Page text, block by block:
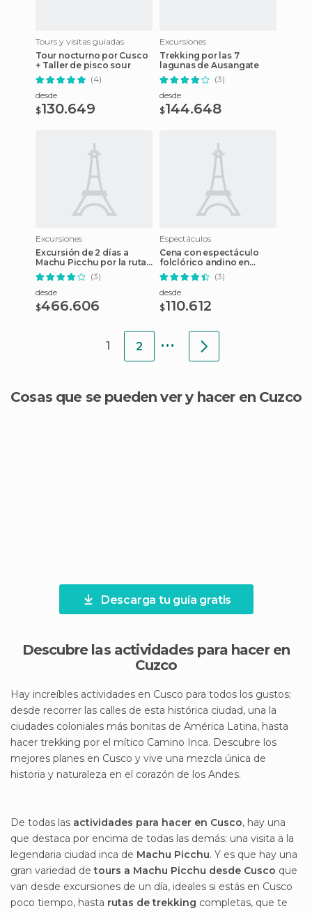
Tours y visitas guiadas
Tour nocturno por Cusco
+ Taller de pisco sour
(4)
desde
$130.649
Excursiones
Trekking por las 7
lagunas de Ausangate
(3)
desde
$144.648
Excursiones
Excursión de 2 días a
Machu Picchu por la ruta
Abra Málaga (3)
desde
$466.606
Espectáculos
Cena con espectáculo
folclórico andino en
Cusco
(3)
desde
$110.612
1 2 ...
Cosas que se pueden ver y hacer en Cuzco
Descarga tu guía gratis
Descubre las actividades para hacer en
Cuzco
Hay increíbles actividades en Cusco para todos los gustos;
desde recorrer las calles de esta histórica ciudad, una la
ciudades coloniales más bonitas de América Latina, hasta
hacer trekking por el mítico Camino Inca. Descubre los
mejores planes en Cusco y vive una mezcla única de
historia y naturaleza en el corazón de los Andes.
De todas las actividades para hacer en Cusco, hay una
que destaca por encima de todas las demás: una visita a la
legendaria ciudad inca de Machu Picchu. Y es que hay una
gran variedad detours a Machu Picchu desde Cusco que
van desde excursiones de un día, ideales si estás en Cusco
poco tiempo, hasta rutas de trekking completas, que te